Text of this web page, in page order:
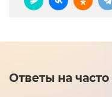
Ответы на